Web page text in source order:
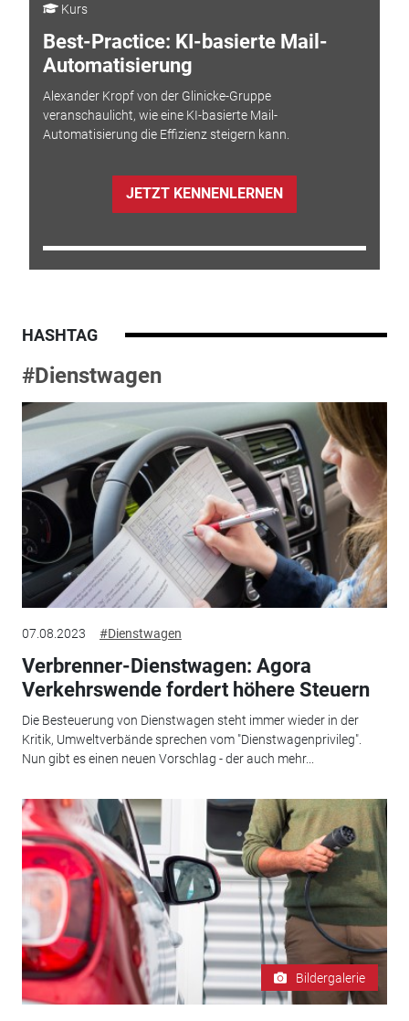
Kurs
Best-Practice: KI-basierte Mail-
Automatisierung
Alexander Kropf von der Glinicke-Gruppe
veranschaulicht, wie eine KI-basierte Mail-
Automatisierung die Effizienz steigern kann.
JETZT KENNENLERNEN
HASHTAG
#Dienstwagen
07.08.2023 #Dienstwagen
Verbrenner-Dienstwagen: Agora
Verkehrswende fordert höhere Steuern
Die Besteuerung von Dienstwagen steht immer wieder in der
Kritik, Umweltverbände sprechen vom "Dienstwagenprivileg".
Nun gibt es einen neuen Vorschlag - der auch mehr...
Bildergalerie